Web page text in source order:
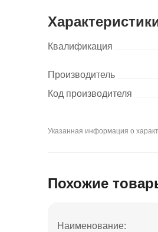
Квалификация
Производитель
Код производителя
Указанная информация о
Похожие
Наименование: